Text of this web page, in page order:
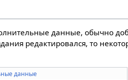
данные, обычно
редактировался, то
данные